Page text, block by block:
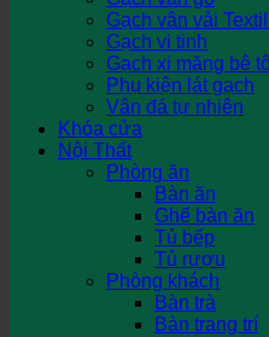
Gạch vân vải
Gạch vi tinh
Gạch xi măng bê
Phụ kiện lát gạch
Vân đá tự nhiên
Khóa cửa
Nội Thất
Phòng ăn
Bàn ăn
Ghế bàn ăn
Tủ bếp
Tủ rượu
Phòng khách
Bàn trà
Bàn trang trí